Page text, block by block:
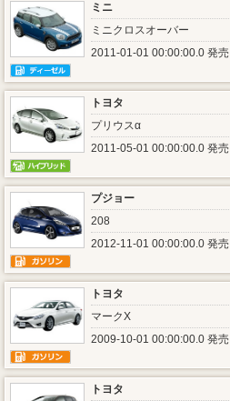
ミニ
ミニクロスオーバー
2011-01-01 00:00:00.0 発売
トヨタ
プリウスα
2011-05-01 00:00:00.0 発売
プジョー
208
2012-11-01 00:00:00.0 発売
トヨタ
マークX
2009-10-01 00:00:00.0 発売
トヨタ